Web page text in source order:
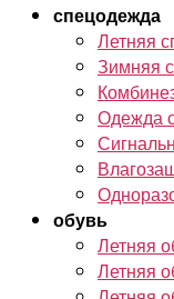
спецодежда
Летняя
Зимняя
Одежда
обувь
Летняя
Летняя